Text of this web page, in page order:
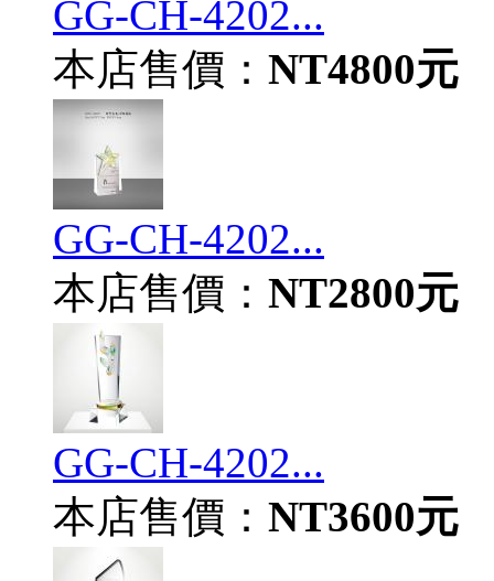
GG-CH-4202...
本店售價： NT4800元
GG-CH-4202...
本店售價： NT2800元
GG-CH-4202...
本店售價： NT3600元